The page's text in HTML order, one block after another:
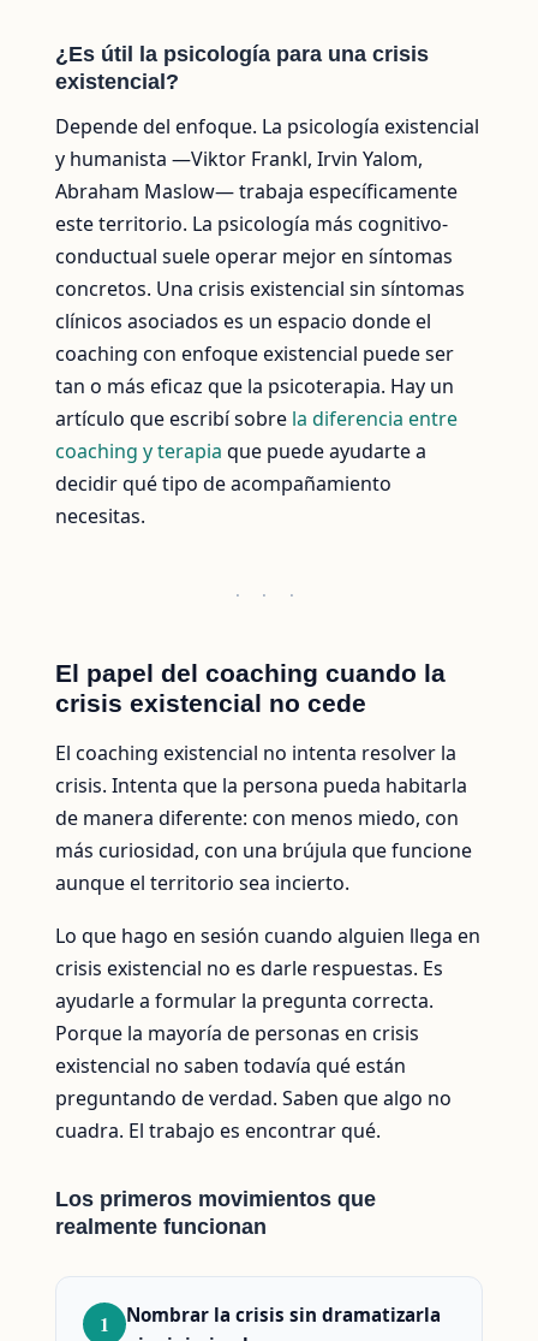
¿Es útil la psicología para una crisis
existencial?
Depende del enfoque. La psicología existencial
y humanista —Viktor Frankl, Irvin Yalom,
Abraham Maslow— trabaja específicamente
este territorio. La psicología más cognitivo-
conductual suele operar mejor en síntomas
concretos. Una crisis existencial sin síntomas
clínicos asociados es un espacio donde el
coaching con enfoque existencial puede ser
tan o más eficaz que la psicoterapia. Hay un
artículo que escribí sobre la diferencia entre
coaching y terapia que puede ayudarte a
decidir qué tipo de acompañamiento
necesitas.
· · ·
El papel del coaching cuando la
crisis existencial no cede
El coaching existencial no intenta resolver la
crisis. Intenta que la persona pueda habitarla
de manera diferente: con menos miedo, con
más curiosidad, con una brújula que funcione
aunque el territorio sea incierto.
Lo que hago en sesión cuando alguien llega en
crisis existencial no es darle respuestas. Es
ayudarle a formular la pregunta correcta.
Porque la mayoría de personas en crisis
existencial no saben todavía qué están
preguntando de verdad. Saben que algo no
cuadra. El trabajo es encontrar qué.
Los primeros movimientos que
realmente funcionan
1
Nombrar la crisis sin dramatizarla